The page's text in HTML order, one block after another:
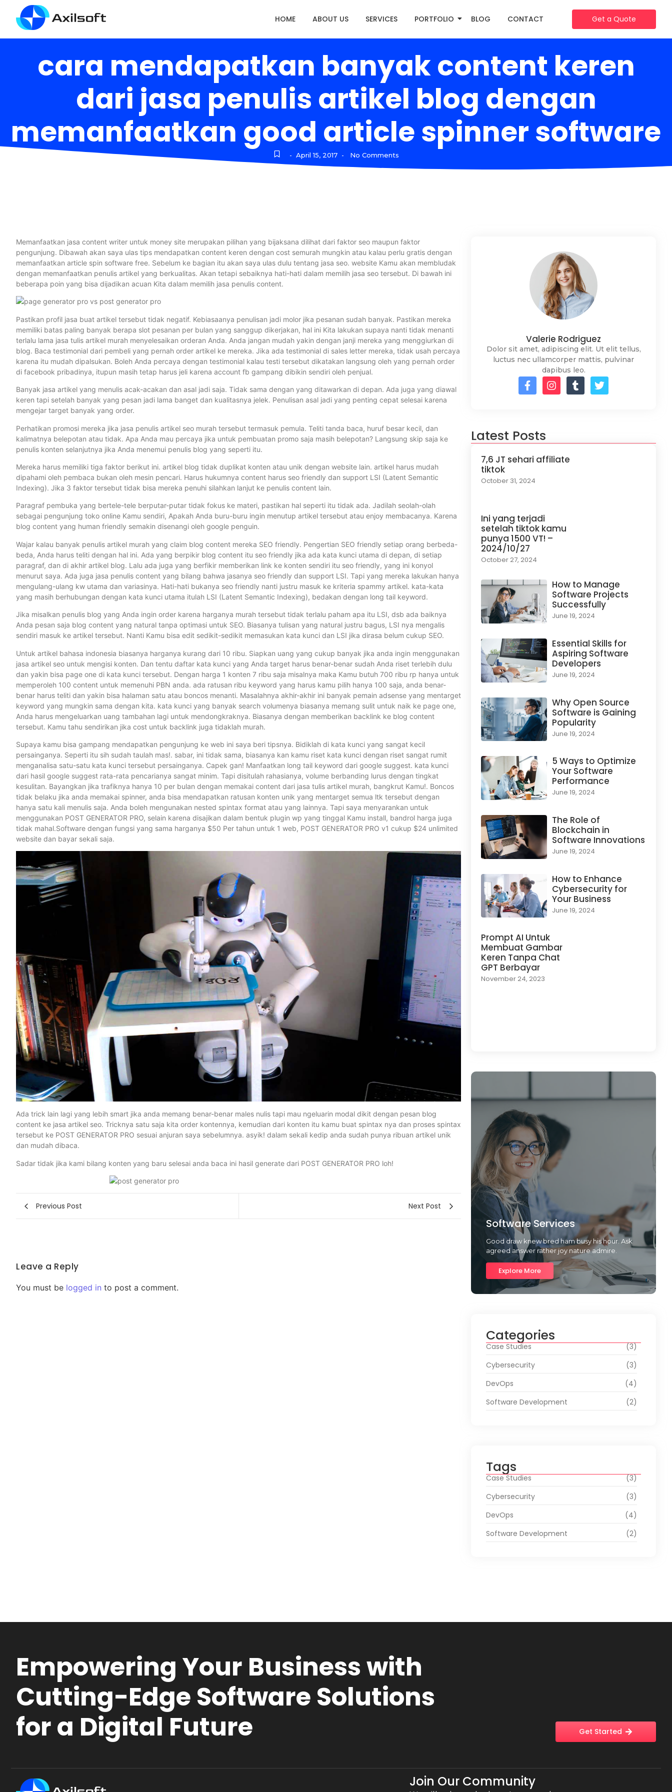
HOME ABOUT US SERVICES PORTFOLIO BLOG CONTACT Get a Quote
cara mendapatkan banyak content keren
dari jasa penulis artikel blog dengan
memanfaatkan good article spinner software
- April 15, 2017 - No Comments
Memanfaatkan jasa content writer untuk money site merupakan pilihan yang bijaksana dilihat dari faktor seo maupun faktor
pengunjung. Dibawah akan saya ulas tips mendapatkan content keren dengan cost semurah mungkin atau kalau perlu gratis dengan
memanfaatkan article spin software free. Sebelum ke bagian itu akan saya ulas dulu tentang jasa seo. website Kamu akan membludak
dengan memanfaatkan penulis artikel yang berkualitas. Akan tetapi sebaiknya hati-hati dalam memilih jasa seo tersebut. Di bawah ini
beberapa poin yang bisa dijadikan acuan Kita dalam memilih jasa penulis content.
Pastikan profil jasa buat artikel tersebut tidak negatif. Kebiasaanya penulisan jadi molor jika pesanan sudah banyak. Pastikan mereka
memiliki batas paling banyak berapa slot pesanan per bulan yang sanggup dikerjakan, hal ini Kita lakukan supaya nanti tidak menanti
terlalu lama jasa tulis artikel murah menyelesaikan orderan Anda. Anda jangan mudah yakin dengan janji mereka yang menggiurkan di
blog. Baca testimonial dari pembeli yang pernah order artikel ke mereka. Jika ada testimonial di sales letter mereka, tidak usah percaya
karena itu mudah dipalsukan. Boleh Anda percaya dengan testimonial kalau testi tersebut dikatakan langsung oleh yang pernah order
di facebook pribadinya, itupun masih tetap harus jeli karena account fb gampang dibikin sendiri oleh penjual.
Banyak jasa artikel yang menulis acak-acakan dan asal jadi saja. Tidak sama dengan yang ditawarkan di depan. Ada juga yang diawal
keren tapi setelah banyak yang pesan jadi lama banget dan kualitasnya jelek. Penulisan asal jadi yang penting cepat selesai karena
mengejar target banyak yang order.
Perhatikan promosi mereka jika jasa penulis artikel seo murah tersebut termasuk pemula. Teliti tanda baca, huruf besar kecil, dan
kalimatnya belepotan atau tidak. Apa Anda mau percaya jika untuk pembuatan promo saja masih belepotan? Langsung skip saja ke
penulis konten selanjutnya jika Anda menemui penulis blog yang seperti itu.
Mereka harus memiliki tiga faktor berikut ini. artikel blog tidak duplikat konten atau unik dengan website lain. artikel harus mudah
dipahami oleh pembaca bukan oleh mesin pencari. Harus hukumnya content harus seo friendly dan support LSI (Latent Semantic
Indexing). Jika 3 faktor tersebut tidak bisa mereka penuhi silahkan lanjut ke penulis content lain.
Paragraf pembuka yang bertele-tele berputar-putar tidak fokus ke materi, pastikan hal seperti itu tidak ada. Jadilah seolah-olah
sebagai pengunjung toko online Kamu sendiri, Apakah Anda buru-buru ingin menutup artikel tersebut atau enjoy membacanya. Karena
blog content yang human friendly semakin disenangi oleh google penguin.
Wajar kalau banyak penulis artikel murah yang claim blog content mereka SEO friendly. Pengertian SEO friendly setiap orang berbeda-
beda, Anda harus teliti dengan hal ini. Ada yang berpikir blog content itu seo friendly jika ada kata kunci utama di depan, di setiap
paragraf, dan di akhir artikel blog. Lalu ada juga yang berfikir memberikan link ke konten sendiri itu seo friendly, yang ini konyol
menurut saya. Ada juga jasa penulis content yang bilang bahwa jasanya seo friendly dan support LSI. Tapi yang mereka lakukan hanya
mengulang-ulang kw utama dan variasinya. Hati-hati bukanya seo friendly nanti justru masuk ke kriteria spammy artikel. kata-kata
yang masih berhubungan dengan kata kunci utama itulah LSI (Latent Semantic Indexing), bedakan dengan long tail keyword.
Jika misalkan penulis blog yang Anda ingin order karena harganya murah tersebut tidak terlalu paham apa itu LSI, dsb ada baiknya
Anda pesan saja blog content yang natural tanpa optimasi untuk SEO. Biasanya tulisan yang natural justru bagus, LSI nya mengalis
sendiri masuk ke artikel tersebut. Nanti Kamu bisa edit sedikit-sedikit memasukan kata kunci dan LSI jika dirasa belum cukup SEO.
Untuk artikel bahasa indonesia biasanya harganya kurang dari 10 ribu. Siapkan uang yang cukup banyak jika anda ingin menggunakan
jasa artikel seo untuk mengisi konten. Dan tentu daftar kata kunci yang Anda target harus benar-benar sudah Anda riset terlebih dulu
dan yakin bisa page one di kata kunci tersebut. Dengan harga 1 konten 7 ribu saja misalnya maka Kamu butuh 700 ribu rp hanya untuk
memperoleh 100 content untuk memenuhi PBN anda. ada ratusan ribu keyword yang harus kamu pilih hanya 100 saja, anda benar-
benar harus teliti dan yakin bisa halaman satu atau boncos menanti. Masalahnya akhir-akhir ini banyak pemain adsense yang mentarget
keyword yang mungkin sama dengan kita. kata kunci yang banyak search volumenya biasanya memang sulit untuk naik ke page one,
Anda harus mengeluarkan uang tambahan lagi untuk mendongkraknya. Biasanya dengan memberikan backlink ke blog content
tersebut. Kamu tahu sendirikan jika cost untuk backlink juga tidaklah murah.
Supaya kamu bisa gampang mendapatkan pengunjung ke web ini saya beri tipsnya. Bidiklah di kata kunci yang sangat kecil
persainganya. Seperti itu sih sudah taulah mas!. sabar, ini tidak sama, biasanya kan kamu riset kata kunci dengan riset sangat rumit
menganalisa satu-satu kata kunci tersebut persainganya. Capek gan! Manfaatkan long tail keyword dari google suggest. kata kunci
dari hasil google suggest rata-rata pencarianya sangat minim. Tapi disitulah rahasianya, volume berbanding lurus dengan tingkat
kesulitan. Bayangkan jika trafiknya hanya 10 per bulan dengan memakai content dari jasa tulis artikel murah, bangkrut Kamu!. Boncos
tidak belaku jika anda memakai spinner, anda bisa mendapatkan ratusan konten unik yang mentarget semua ltk tersebut dengan
hanya satu kali menulis saja. Anda boleh mengunakan nested spintax format atau yang lainnya. Tapi saya menyarankan untuk
menggunakan POST GENERATOR PRO, selain karena disajikan dalam bentuk plugin wp yang tinggal Kamu install, bandrol harga juga
tidak mahal.Software dengan fungsi yang sama harganya $50 Per tahun untuk 1 web, POST GENERATOR PRO v1 cukup $24 unlimited
website dan bayar sekali saja.
Ada trick lain lagi yang lebih smart jika anda memang benar-benar males nulis tapi mau ngeluarin modal dikit dengan pesan blog
content ke jasa artikel seo. Tricknya satu saja kita order kontennya, kemudian dari konten itu kamu buat spintax nya dan proses spintax
tersebut ke POST GENERATOR PRO sesuai anjuran saya sebelumnya. asyik! dalam sekali kedip anda sudah punya ribuan artikel unik
dan mudah dibaca.
Sadar tidak jika kami bilang konten yang baru selesai anda baca ini hasil generate dari POST GENERATOR PRO loh!
Previous Post Next Post
Leave a Reply
You must be logged in to post a comment.
Valerie Rodriguez
Dolor sit amet, adipiscing elit. Ut elit tellus,
luctus nec ullamcorper mattis, pulvinar
dapibus leo.
Latest Posts
7,6 JT sehari affiliate
tiktok
October 31, 2024
Ini yang terjadi
setelah tiktok kamu
punya 1500 VT! –
2024/10/27
October 27, 2024
How to Manage
Software Projects
Successfully
June 19, 2024
Essential Skills for
Aspiring Software
Developers
June 19, 2024
Why Open Source
Software is Gaining
Popularity
June 19, 2024
5 Ways to Optimize
Your Software
Performance
June 19, 2024
The Role of
Blockchain in
Software Innovations
June 19, 2024
How to Enhance
Cybersecurity for
Your Business
June 19, 2024
Prompt AI Untuk
Membuat Gambar
Keren Tanpa Chat
GPT Berbayar
November 24, 2023
Software Services
Good draw knew bred ham busy his hour. Ask
agreed answer rather joy nature admire.
Explore More
Categories
Case Studies
(3)
Cybersecurity
(3)
DevOps
(4)
Software Development
(2)
Tags
Case Studies
(3)
Cybersecurity
(3)
DevOps
(4)
Software Development
(2)
Empowering Your Business with
Cutting-Edge Software Solutions
for a Digital Future
Get Started
Join Our Community